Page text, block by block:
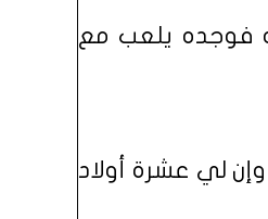
فوجده يلعب مع
لي عشرة أولاد